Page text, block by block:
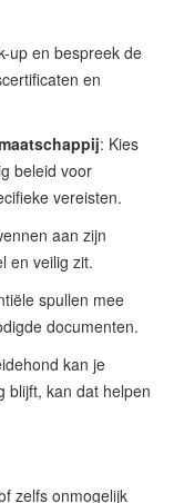
up en bespreek de
en
: Kies
beleid voor
vereisten.
aan zijn
en veilig zit.
spullen mee
documenten.
kan je
blijft, kan dat helpen
zelfs onmogelijk